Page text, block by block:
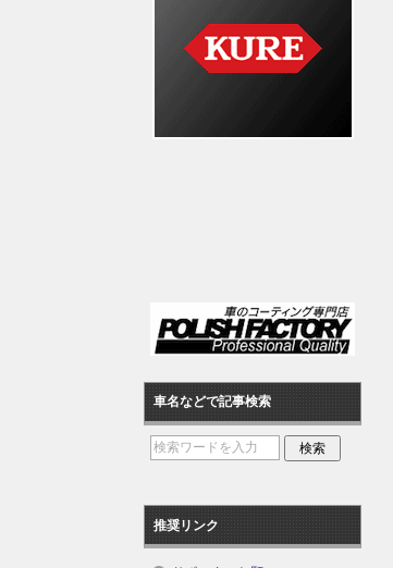
車名などで記事検索
推奨リンク